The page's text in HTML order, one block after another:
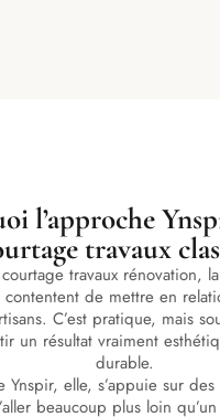
l’approche
travaux
travaux rénovation,
contentent de mettre en
C’est pratique, mais
un résultat vraiment
durable.
Ynspir, elle, s’appuie sur
beaucoup plus loin